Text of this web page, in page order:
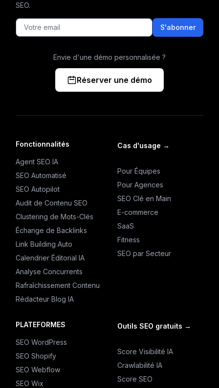
SEO.
S'abonner
Envie d'une démo personnalisée ?
Réserver une démo
Fonctionnalités
Agent SEO IA
SEO Automatisé
SEO Autopilot
Audit de Contenu SEO
Clustering de Mots-Clés
Échange de Backlinks
Link Building Auto
Calendrier Éditorial IA
Analyse Concurrents
Rafraîchissement Contenu
Rédacteur Blog IA
Cas d'usage →
Pour Équipes
Pour Agences
SEO Clé en Main
E-commerce
SaaS
Fitness
SEO par Secteur
PLATEFORMES
SEO WordPress
SEO Shopify
SEO Webflow
SEO Wix
Outils SEO gratuits →
Score Visibilité IA
Crawlabilité IA
Score SEO